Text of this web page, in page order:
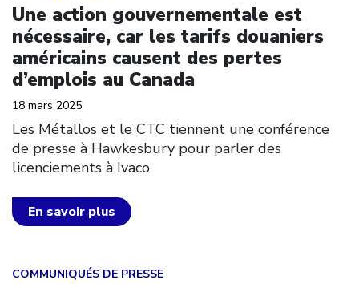
Une action gouvernementale est
nécessaire, car les tarifs douaniers
américains causent des pertes
d’emplois au Canada
18 mars 2025
Les Métallos et le CTC tiennent une conférence
de presse à Hawkesbury pour parler des
licenciements à Ivaco
En savoir plus
COMMUNIQUÉS DE PRESSE
Click to open the link